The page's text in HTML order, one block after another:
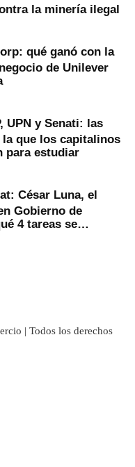
la minería ilegal
qué ganó con la
de Unilever
UPN y Senati: las
la que los capitalinos
para estudiar
César Luna, el
Gobierno de
4 tareas se
| Todos los derechos